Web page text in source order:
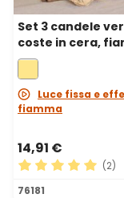
Set 3 candele
coste in cera,
con stoppino, h
15 cm
Luce fissa e
fiamma
14,91 €
Valutazione
(2)
76181